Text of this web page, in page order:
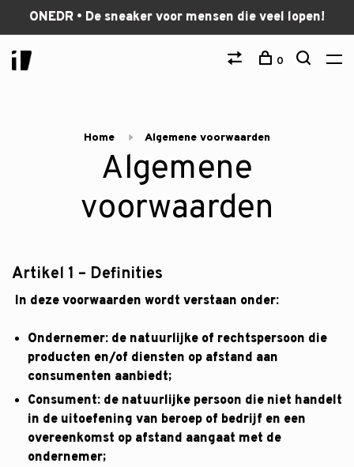
ONEDR • De sneaker voor mensen die veel lopen!
0
Home Algemene voorwaarden
Algemene
voorwaarden
Artikel 1 – Definities
In deze voorwaarden wordt verstaan onder:
Ondernemer: de natuurlijke of rechtspersoon die
producten en/of diensten op afstand aan
consumenten aanbiedt;
Consument: de natuurlijke persoon die niet handelt
in de uitoefening van beroep of bedrijf en een
overeenkomst op afstand aangaat met de
ondernemer;